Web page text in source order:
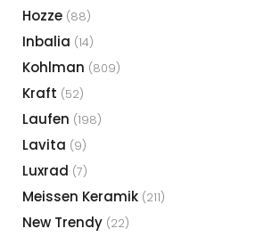
Hozze (88)
Inbalia (14)
Kohlman (809)
Kraft (52)
Laufen (198)
Lavita (9)
Luxrad (7)
Meissen Keramik (211)
New Trendy (22)